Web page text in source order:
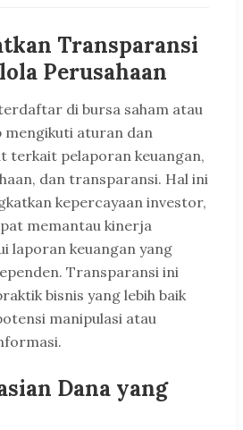
Transparansi
Perusahaan
di bursa saham atau
mengikuti aturan dan
terkait pelaporan keuangan,
dan transparansi. Hal ini
kepercayaan investor,
memantau kinerja
laporan keuangan yang
Transparansi ini
bisnis yang lebih baik
manipulasi atau
Dana yang